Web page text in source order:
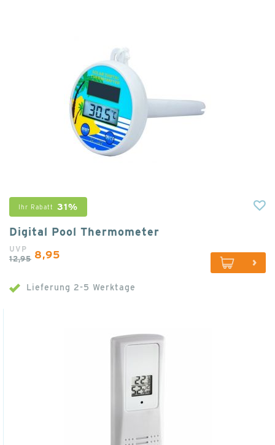
Digital Pool Thermometer
UVP
12,95 8,95
Ihr Rabatt 31%
Lieferung 2-5 Werktage